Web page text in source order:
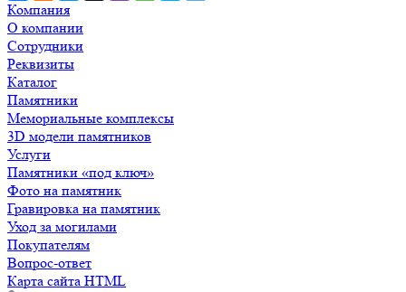
Компания
О компании
Сотрудники
Реквизиты
Каталог
Памятники
Мемориальные комплексы
3D модели памятников
Услуги
Памятники «под ключ»
Фото на памятник
Гравировка на памятник
Уход за могилами
Покупателям
Вопрос-ответ
Карта сайта HTML